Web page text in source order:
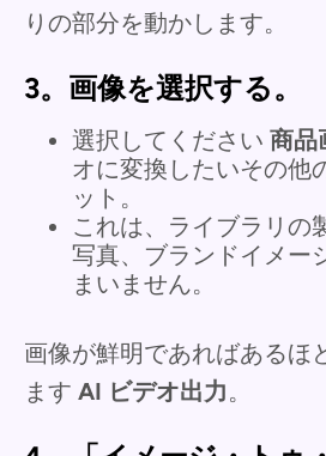
りの部分を動かします。
3。画像を選択する。
選択してください 商品
オに変換したいその他
ット。
これは、ライブラリの
写真、ブランドイメー
まいません。
画像が鮮明であればあるほ
ます AI ビデオ出力。